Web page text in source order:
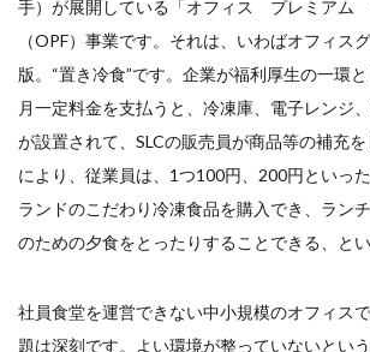
手）が展開している「オフィス プレミアム
（OPF）事業です。それは、いわばオフィス
版。“置き冷食”です。企業が福利厚生の一環
月一定料金を支払うと、冷凍庫、電子レンジ
が設置されて、SLCの販売員が商品等の補充
により、従業員は、1つ100円、200円といっ
ランドのこだわり冷凍食品を購入でき、ラン
のための夕食をとったりすることできる、とい
社員食堂を運営できない中小規模のオフィス
題は深刻です。よい環境が整っていないとい